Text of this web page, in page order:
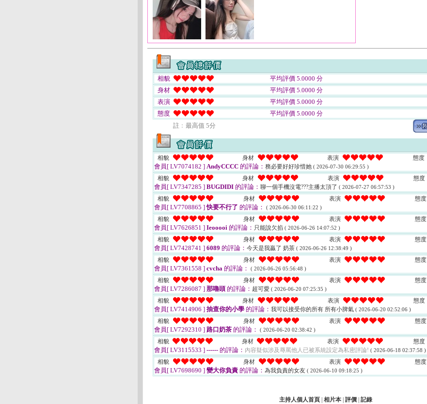
相貌
平均評價 5.0000 分
身材
平均評價 5.0000 分
表演
平均評價 5.0000 分
態度
平均評價 5.0000 分
註﹕最高值 5分
相貌 身材 表演 態度
會員[ LV7074182 ] AndyCCCC 的評論： 務必要好好珍惜她 ( 2026-07-30 06:29:55 )
相貌 身材 表演 態度
會員[ LV7347285 ] BUGDIDI 的評論： 聊一個手機沒電???主播太頂了 ( 2026-07-27 06:57:53 )
相貌 身材 表演 態度
會員[ LV7708865 ]快要不行了 的評論： ( 2026-06-30 06:11:22 )
相貌 身材 表演 態度
會員[ LV7626851 ] Ieooooi 的評論： 只能說欠掐 ( 2026-06-26 14:07:52 )
相貌 身材 表演 態度
會員[ LV7428741 ] 6089 的評論： 今天是我贏了 奶茶 ( 2026-06-26 12:38:49 )
相貌 身材 表演 態度
會員[ LV7361558 ] cvcha 的評論： ( 2026-06-26 05:56:48 )
相貌 身材 表演 態度
會員[ LV7286087 ] 那嚕頭 的評論： 超可愛 ( 2026-06-20 07:25:35 )
相貌 身材 表演 態度
會員[ LV7414906 ] 抽查你的小學 的評論： 我可以接受你的所有 所有小脾氣 ( 2026-06-20 02:52:06 )
相貌 身材 表演 態度
會員[ LV7292310 ] 路口奶茶 的評論： ( 2026-06-20 02:38:42 )
相貌 身材 表演 態度
會員[ LV3115533 ] ------ 的評論： 內容疑似涉及辱罵他人已被系統設定為私密評論! ( 2026-06-18 02:37:58 )
相貌 身材 表演 態度
會員[ LV7698690 ] 變大你負責 的評論： 為我負責的女友 ( 2026-06-10 09:18:25 )
主持人個人首頁 相片本 評價 記錄